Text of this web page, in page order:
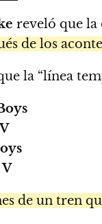
reveló que la
de los
la “línea
de un tren